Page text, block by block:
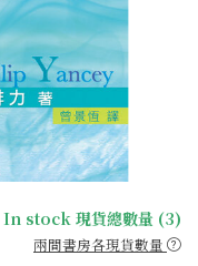
In stock 現貨總數量 (3)
兩間書房各現貨數量